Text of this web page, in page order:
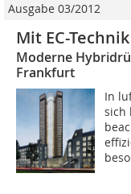
Ausgabe 03/2012
Mit EC-
Moderne
Frankfurt
In
sich